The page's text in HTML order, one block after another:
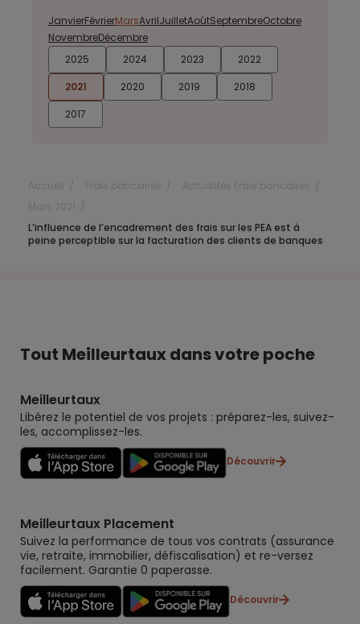
2025 2024 2023
2022
2021
2020 2019
2018
2017
JanvierFévrierMarsAvrilJuilletAoûtSeptembreOctobre
NovembreDécembre
L’influence de l’encadrement des frais sur les PEA est à
peine perceptible sur la facturation des clients de banques
Tout Meilleurtaux dans votre poche
Meilleurtaux
Libérez le potentiel de vos projets : préparez-les, suivez-
les, accomplissez-les.
Découvrir
Meilleurtaux Placement
Suivez la performance de tous vos contrats (assurance
vie, retraite, immobilier, défiscalisation) et re-versez
facilement. Garantie 0 paperasse.
Découvrir